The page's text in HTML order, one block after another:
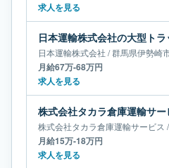
求人を見る
日本運輸株式会社 /群馬県伊勢崎
月給67万-68万円
求人を見る
株式会社タカラ倉庫運輸サービス /
月給15万-18万円
求人を見る